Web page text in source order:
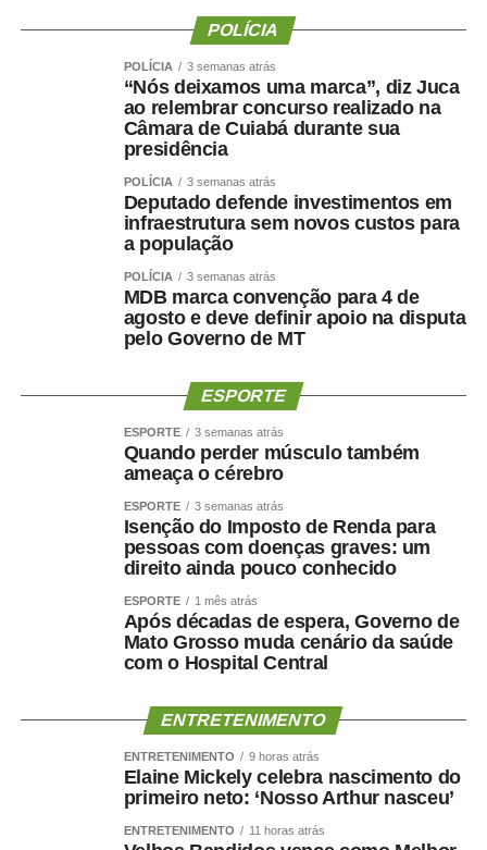
WhatsApp
Facebook
Twitter
Messenger
LinkedIn
Share
POLÍCIA
POLÍCIA 3 semanas atrás
“Nós deixamos uma marca”, diz Juca
ao relembrar concurso realizado na
Câmara de Cuiabá durante sua
presidência
POLÍCIA 3 semanas atrás
Deputado defende investimentos em
infraestrutura sem novos custos para
a população
POLÍCIA 3 semanas atrás
MDB marca convenção para 4 de
agosto e deve definir apoio na disputa
pelo Governo de MT
ESPORTE
ESPORTE 3 semanas atrás
Quando perder músculo também
ameaça o cérebro
ESPORTE 3 semanas atrás
Isenção do Imposto de Renda para
pessoas com doenças graves: um
direito ainda pouco conhecido
ESPORTE 1 mês atrás
Após décadas de espera, Governo de
Mato Grosso muda cenário da saúde
com o Hospital Central
ENTRETENIMENTO
ENTRETENIMENTO 9 horas atrás
Elaine Mickely celebra nascimento do
primeiro neto: ‘Nosso Arthur nasceu’
ENTRETENIMENTO 11 horas atrás